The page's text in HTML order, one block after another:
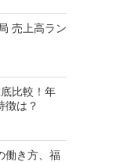
売上高ラン
比較！年
徴は？
働き方、福